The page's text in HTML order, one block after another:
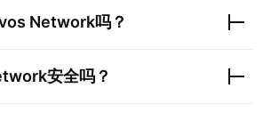
Network吗？
安全吗？